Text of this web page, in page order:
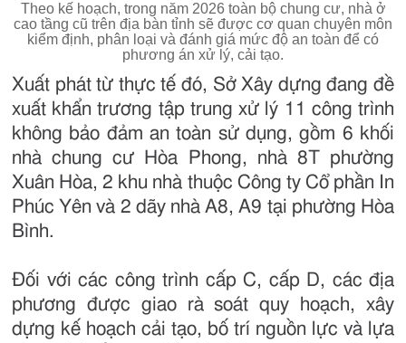
Theo kế hoạch, trong năm 2026 toàn bộ chung cư, nhà ở
cao tầng cũ trên địa bàn tỉnh sẽ được cơ quan chuyên môn
kiểm định, phân loại và đánh giá mức độ an toàn để có
phương án xử lý, cải tạo.
Xuất phát từ thực tế đó, Sở Xây dựng đang đề
xuất khẩn trương tập trung xử lý 11 công trình
không bảo đảm an toàn sử dụng, gồm 6 khối
nhà chung cư Hòa Phong, nhà 8T phường
Xuân Hòa, 2 khu nhà thuộc Công ty Cổ phần In
Phúc Yên và 2 dãy nhà A8, A9 tại phường Hòa
Bình.
Đối với các công trình cấp C, cấp D, các địa
phương được giao rà soát quy hoạch, xây
dựng kế hoạch cải tạo, bố trí nguồn lực và lựa